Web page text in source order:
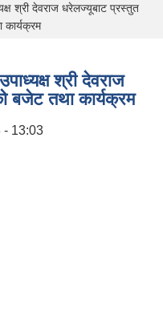
श्री देवराज धरेलज्यूबाट प्रस्तुत
कार्यक्रम
श्री देवराज
बजेट तथा कार्यक्रम
- 13:03